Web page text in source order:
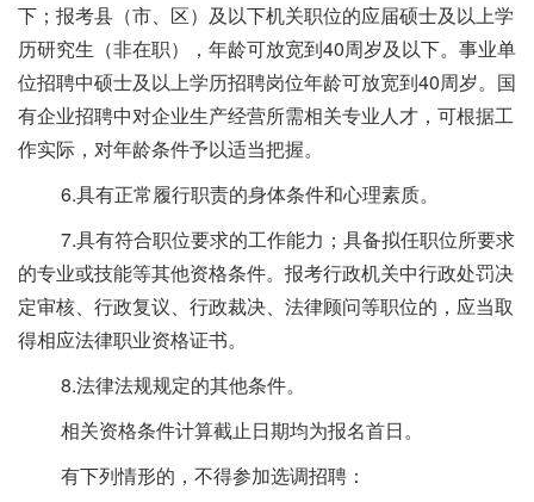
下；报考县（市、区）及以下机关职位的应届硕士及以上学
历研究生（非在职），年龄可放宽到40周岁及以下。事业单
位招聘中硕士及以上学历招聘岗位年龄可放宽到40周岁。国
有企业招聘中对企业生产经营所需相关专业人才，可根据工
作实际，对年龄条件予以适当把握。
6.具有正常履行职责的身体条件和心理素质。
7.具有符合职位要求的工作能力；具备拟任职位所要求
的专业或技能等其他资格条件。报考行政机关中行政处罚决
定审核、行政复议、行政裁决、法律顾问等职位的，应当取
得相应法律职业资格证书。
8.法律法规规定的其他条件。
相关资格条件计算截止日期均为报名首日。
有下列情形的，不得参加选调招聘：